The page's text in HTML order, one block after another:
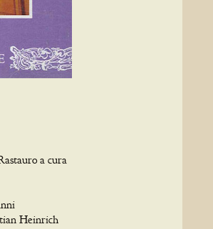
a cura
Heinrich